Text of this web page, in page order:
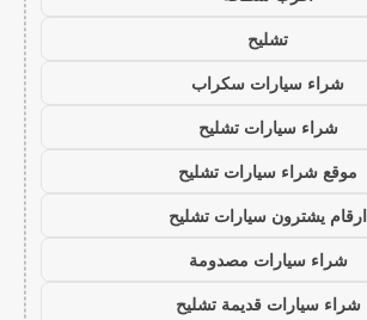
تشليح
شراء سيارات سكراب
شراء سيارات تشليح
موقع شراء سيارات تشليح
ارقام يشترون سيارات تشليح
شراء سيارات مصدومة
شراء سيارات قديمة تشليح